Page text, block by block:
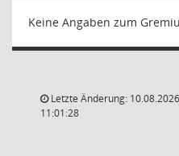
Keine Angaben zum
Letzte Änderung: 10.08.2026
11:01:28